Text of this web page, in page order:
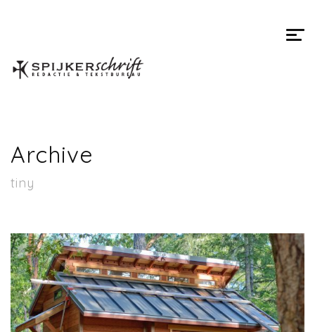
Archive
tiny